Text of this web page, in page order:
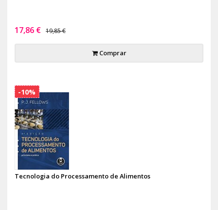
17,86 € 19,85 €
Comprar
Tecnologia do Processamento de Alimentos
-10%